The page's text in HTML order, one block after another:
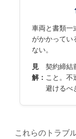
車両と書類一
がかかってい
ない。
見
解：
契約締結
こと。不
避けるべ
これらのトラブ